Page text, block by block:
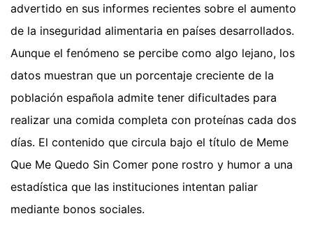
advertido en sus informes recientes sobre el aumento
de la inseguridad alimentaria en países desarrollados.
Aunque el fenómeno se percibe como algo lejano, los
datos muestran que un porcentaje creciente de la
población española admite tener dificultades para
realizar una comida completa con proteínas cada dos
días. El contenido que circula bajo el título de Meme
Que Me Quedo Sin Comer pone rostro y humor a una
estadística que las instituciones intentan paliar
mediante bonos sociales.